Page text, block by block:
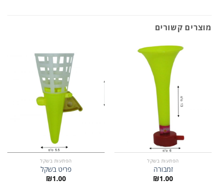
מוצרים קשורים
הפתעות בשקל
זמבורה
₪1.00
הפתעות בשקל
פריט בשקל
₪1.00